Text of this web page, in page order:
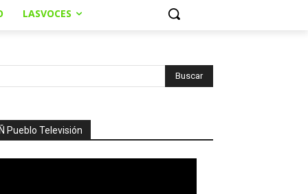
LASVOCES
Ñ Pueblo Televisión